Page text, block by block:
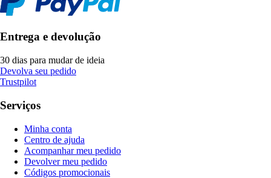
Entrega e devolução
30 dias para mudar de ideia
Devolva seu pedido
Trustpilot
Serviços
Minha conta
Centro de ajuda
Acompanhar meu pedido
Devolver meu pedido
Códigos promocionais